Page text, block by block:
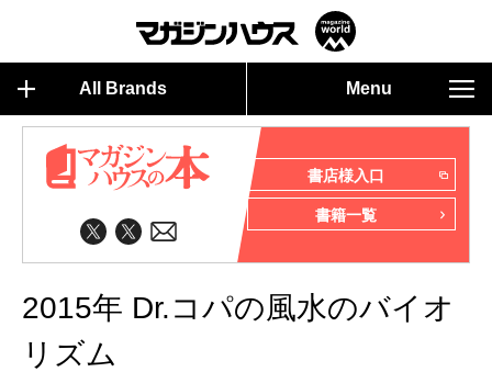
All Brands Menu
書店様入口
書籍一覧
2015年 Dr.コパの風水のバイオ
リズム